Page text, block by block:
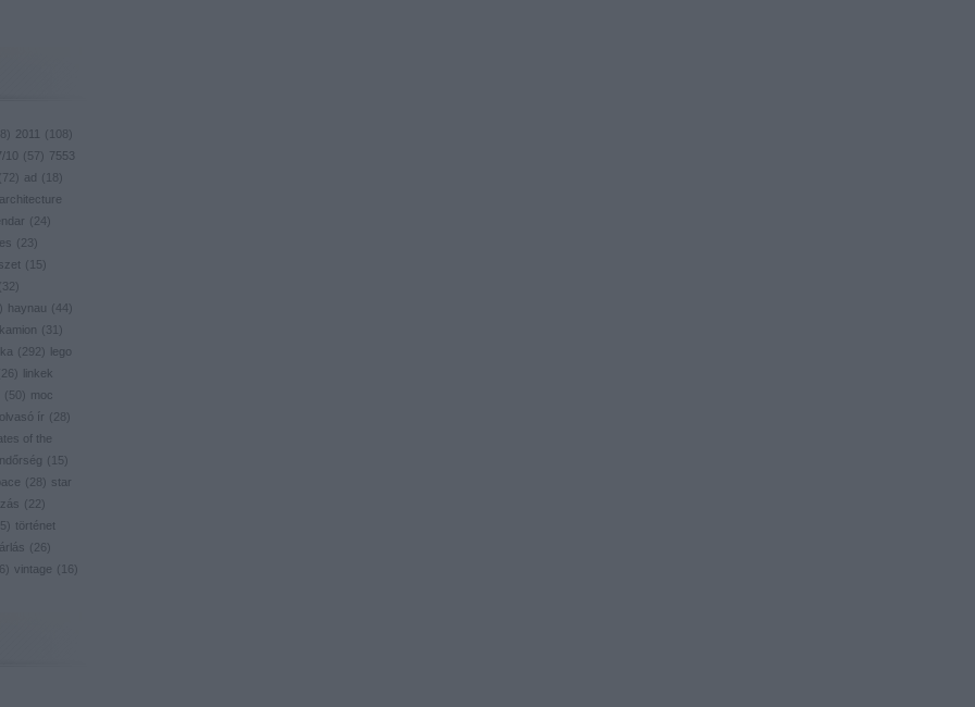
) 2011 ( 108 )
10 ( 57) 7553
72) ad ( 18 )
architecture
( 24)
( 23)
( 15)
32)
) haynau ( 44)
kamion ( 31
)
( 292)
lego
26 )
linkek
( 50) moc
olvasó ír ( 28 )
of the
( 15)
( 28 ) star
( 22)
15) történet
( 26 )
) vintage ( 16 )